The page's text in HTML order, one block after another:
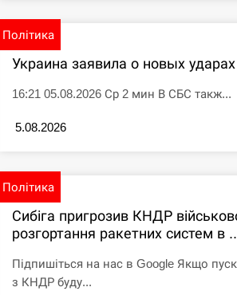
Політика
Украина заявила о новых
16:21 05.08.2026 Ср 2 мин В СБС такж...
5.08.2026
Політика
Сибіга пригрозив КНДР
розгортання ракетних систем в
Підпишіться на нас в Google Якщо
з КНДР буду...